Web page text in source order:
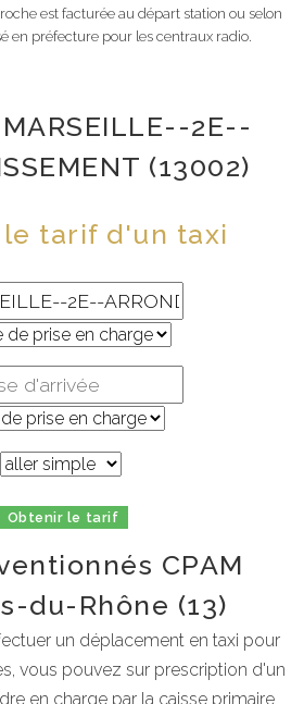
est facturée au départ station ou selon
en préfecture pour les centraux radio.
2E--
(13002)
tarif d'un taxi
Obtenir le tarif
CPAM
du-Rhône (13)
un déplacement en taxi pour
vous pouvez sur prescription d'un
en charge par la caisse primaire